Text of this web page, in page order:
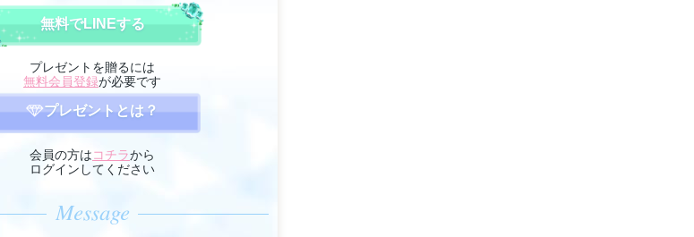
無料でLINEする
プレゼントを贈るには
無料会員登録が必要です
プレゼントとは？
会員の方はコチラから
ログインしてください
Message